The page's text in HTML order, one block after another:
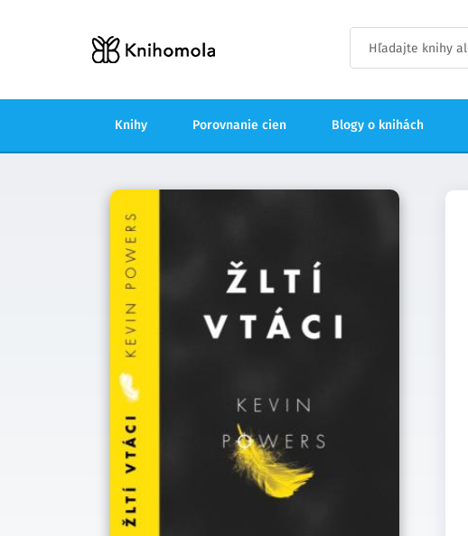
Knihy Porovnanie cien Blogy o knihách